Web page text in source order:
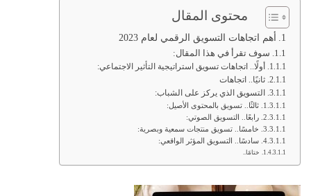
محتوى المقال
أهم اتجاهات التسويق الرقمي لعام 2023
سوف تقرأ في هذا المقال:
أولًا.. اتجاهات تسويق استراتيجية التأثير الاجتماعي:
ثانيًا.. اتجاهات
التسويق الذي يركز على الشباب:
ثالثًا.. تسويق بالمحتوى الأصيل:
رابعًا.. التسويق الصوتي:
خامسًا.. تسويق منتجات سمعية وبصرية:
سادسًا.. التسويق المؤثر الواقعي:
ختامًا..